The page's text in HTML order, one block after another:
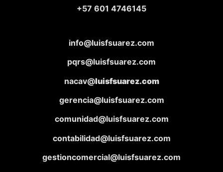
+57 601 4746145
info@luisfsuarez.com
pqrs@luisfsuarez.com
nacav@luisfsuarez.com
gerencia@luisfsuarez.com
comunidad@luisfsuarez.com
contabilidad@luisfsuarez.com
gestioncomercial@luisfsuarez.com